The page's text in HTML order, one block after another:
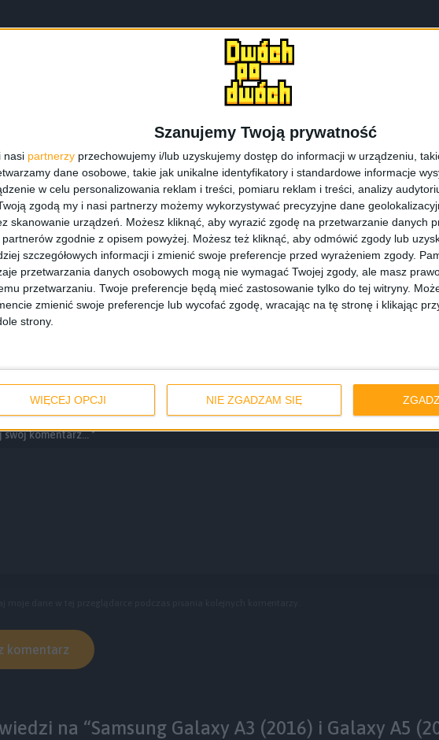
Szanujemy Twoją prywatność
nasi partnerzy przechowujemy i/lub uzyskujemy dostęp do informacji w urządzeniu,
dane osobowe, takie jak unikalne identyfikatory i standardowe informacje
w celu personalizowania reklam i treści, pomiaru reklam i treści, analizy
zgodą my i nasi partnerzy możemy wykorzystywać precyzyjne dane
skanowanie urządzeń. Możesz kliknąć, aby wyrazić zgodę na przetwarzanie danych
zgodnie z opisem powyżej. Możesz też kliknąć, aby odmówić zgody lub
szczegółowych informacji i zmienić swoje preferencje przed wyrażeniem zgody.
przetwarzania danych osobowych mogą nie wymagać Twojej zgody, ale masz
przetwarzaniu. Twoje preferencje będą mieć zastosowanie tylko do tej witryny.
zmienić swoje preferencje lub wycofać zgodę, wracając na tę stronę i klikając
strony.
WIĘCEJ OPCJI NIE ZGADZAM SIĘ
Samsung Galaxy A5 2016
wpis
mail nie zostanie opublikowany.Wymagane pola są oznaczone*
*
komentarz... *
na “Samsung Galaxy A3 (2016) i Galaxy A5